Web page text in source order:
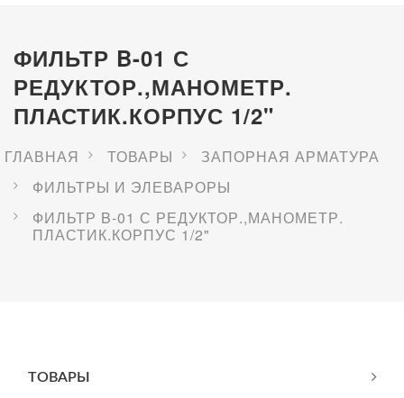
ФИЛЬТР B-01 С
РЕДУКТОР.,МАНОМЕТР.
ПЛАСТИК.КОРПУС 1/2"
ГЛАВНАЯ ТОВАРЫ
ЗАПОРНАЯ АРМАТУРА
ФИЛЬТРЫ И ЭЛЕВАРОРЫ
ФИЛЬТР B-01 С РЕДУКТОР.,МАНОМЕТР.
ПЛАСТИК.КОРПУС 1/2"
ТОВАРЫ